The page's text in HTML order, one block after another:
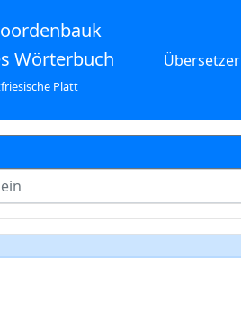
Wörterbuch
Platt
Übersetzer